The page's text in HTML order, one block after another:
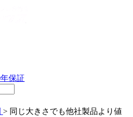
> 同じ大きさでも他社製品より値